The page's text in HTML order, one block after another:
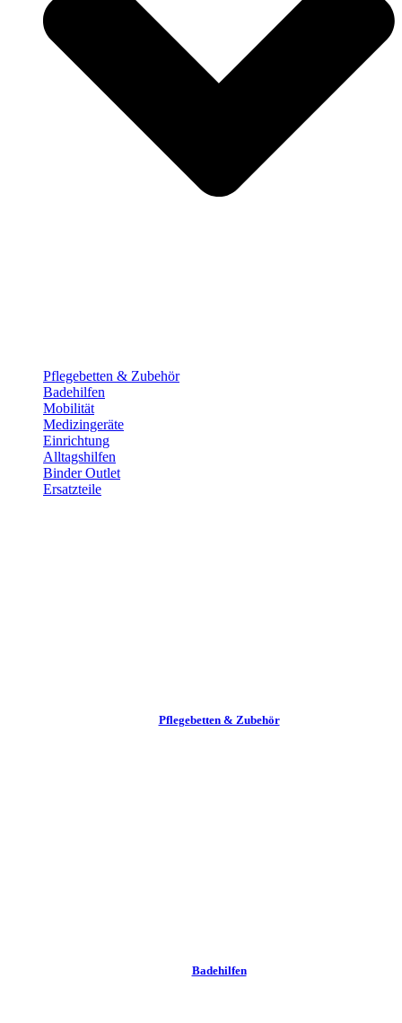
Pflege­betten & Zubehör
Badehilfen
Mobilität
Medizingeräte
Einrichtung
Alltags­hilfen
Binder Outlet
Ersatzteile
Pflege­betten & Zubehör
Badehilfen